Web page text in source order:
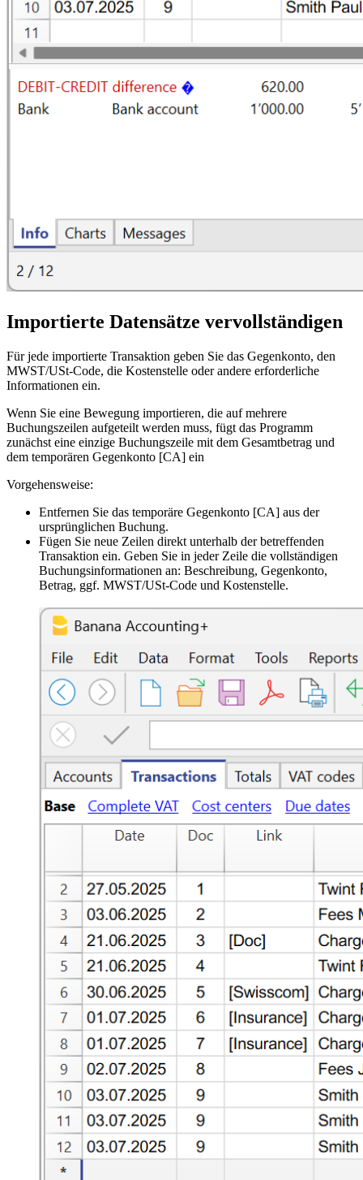
Importierte Datensätze vervollständigen
Für jede importierte Transaktion geben Sie das Gegenkonto, den
MWST/USt-Code, die Kostenstelle oder andere erforderliche
Informationen ein.
Wenn Sie eine Bewegung importieren, die auf mehrere
Buchungszeilen aufgeteilt werden muss, fügt das Programm
zunächst eine einzige Buchungszeile mit dem Gesamtbetrag und
dem temporären Gegenkonto [CA] ein
Vorgehensweise:
Entfernen Sie das temporäre Gegenkonto [CA] aus der
ursprünglichen Buchung.
Fügen Sie neue Zeilen direkt unterhalb der betreffenden
Transaktion ein. Geben Sie in jeder Zeile die vollständigen
Buchungsinformationen an: Beschreibung, Gegenkonto,
Betrag, ggf. MWST/USt-Code und Kostenstelle.